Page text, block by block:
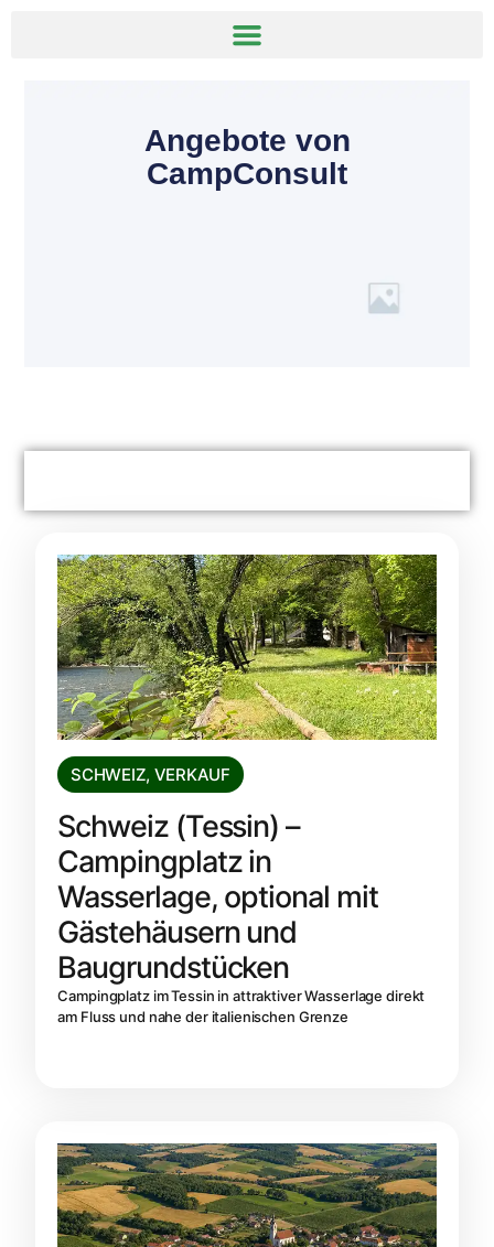
Angebote von
CampConsult
SCHWEIZ, VERKAUF
Schweiz (Tessin) –
Campingplatz in
Wasserlage, optional mit
Gästehäusern und
Baugrundstücken
Campingplatz im Tessin in attraktiver Wasserlage direkt
am Fluss und nahe der italienischen Grenze